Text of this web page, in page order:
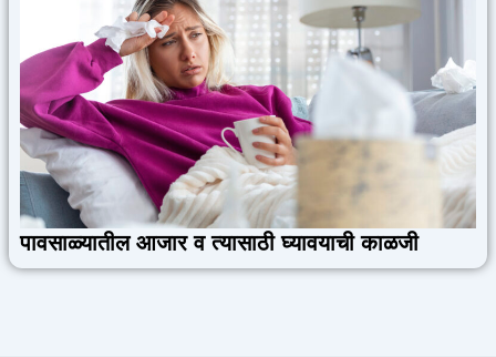
पावसाळ्यातील आजार व त्यासाठी घ्यावयाची काळजी